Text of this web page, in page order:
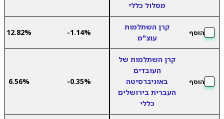
מסלול כללי
הוסף
קרן השתלמות
עוצ"מ
-1.14%
12.82%
הוסף
קרן השתלמות של
העובדים
באוניברסיטה
העברית בירושלים
כללי
-0.35%
6.56%